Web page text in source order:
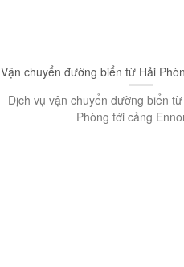
Vận chuyển đường biển từ Hải
Dịch vụ vận chuyển đường biển
Phòng tới cảng